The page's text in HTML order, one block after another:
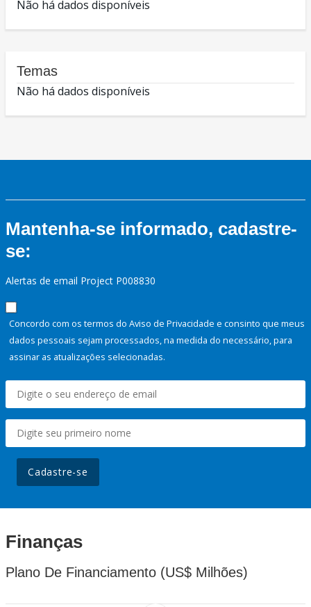
Não há dados disponíveis
Temas
Não há dados disponíveis
Mantenha-se informado, cadastre-
se:
Alertas de email Project P008830
Concordo com os termos do Aviso de Privacidade e consinto que meus
dados pessoais sejam processados, na medida do necessário, para
assinar as atualizações selecionadas.
Cadastre-se
Finanças
Plano De Financiamento (US$ Milhões)